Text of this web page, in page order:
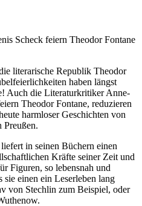
Scheck feiern Theodor Fontane
literarische Republik Theodor
haben längst
Auch die Literaturkritiker Anne-
Theodor Fontane, reduzieren
harmloser Geschichten von
Preußen.
in seinen Büchern einen
Kräfte seiner Zeit und
Figuren, so lebensnah und
einen ein Leserleben lang
von Stechlin zum Beispiel, oder